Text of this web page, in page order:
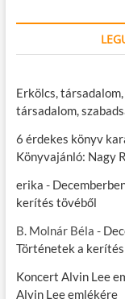
Erkölcs,
társadalom,
6 érdekes könyv
Könyvajánló: Nagy
erika -
kerítés tövéből
B. Molnár Béla -
Történetek a
Koncert Alvin Lee
Alvin Lee emlékére